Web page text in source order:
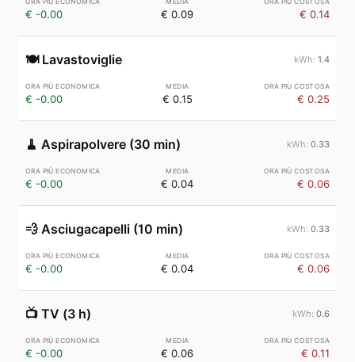
€ -0.00 € 0.09 € 0.14
🍽️ Lavastoviglie 1.4
€ -0.00 € 0.15 € 0.25
🧹 Aspirapolvere (30 min) 0.33
€ -0.00 € 0.04 € 0.06
💨 Asciugacapelli (10 min) 0.33
€ -0.00 € 0.04 € 0.06
📺 TV (3 h) 0.6
€ -0.00 € 0.06 € 0.11